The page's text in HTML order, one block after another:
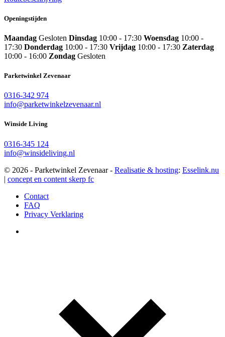
Openingstijden
Maandag Gesloten Dinsdag 10:00 - 17:30 Woensdag 10:00 -
17:30 Donderdag 10:00 - 17:30 Vrijdag 10:00 - 17:30 Zaterdag
10:00 - 16:00 Zondag Gesloten
Parketwinkel Zevenaar
0316-342 974
info@parketwinkelzevenaar.nl
Winside Living
0316-345 124
info@winsideliving.nl
© 2026 - Parketwinkel Zevenaar - Realisatie & hosting: Esselink.nu
| concept en content skerp fc
Contact
FAQ
Privacy Verklaring